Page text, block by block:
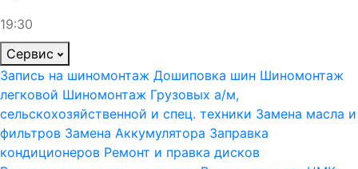
19:30
Сервис
Запись на шиномонтаж Дошиповка шин Шиномонтаж
легковой Шиномонтаж Грузовых а/м,
сельскохозяйственной и спец. техники Замена масла и
фильтров Замена Аккумулятора Заправка
кондиционеров Ремонт и правка дисков